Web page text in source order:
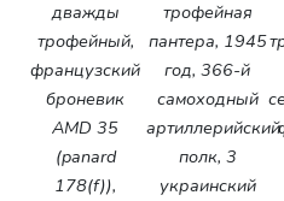
дважды
трофейный,
французский
броневик
AMD 35
(panard
178(f)),
трофейная
пантера, 1945
год, 366-й
самоходный
артиллерийский
полк, 3
украинский